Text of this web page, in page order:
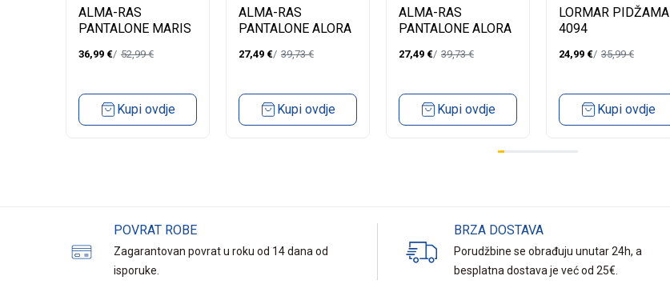
NOGAVICA
ALMA-RAS
PANTALONE MARIS
36,99 € 52,99€
Kupi ovdje
NOGAVICA
ALMA-RAS
PANTALONE ALORA
27,49 € 39,73€
Kupi ovdje
NOGAVICA
ALMA-RAS
PANTALONE ALORA
27,49 € 39,73€
Kupi ovdje
LORMAR PIDŽAMA
4094
24,99 € 35,99€
Kupi ovdje
POVRAT ROBE
Zagarantovan povrat u roku od 14 dana od
isporuke.
BRZA DOSTAVA
Porudžbine se obrađuju unutar 24h, a
besplatna dostava je već od 25€.